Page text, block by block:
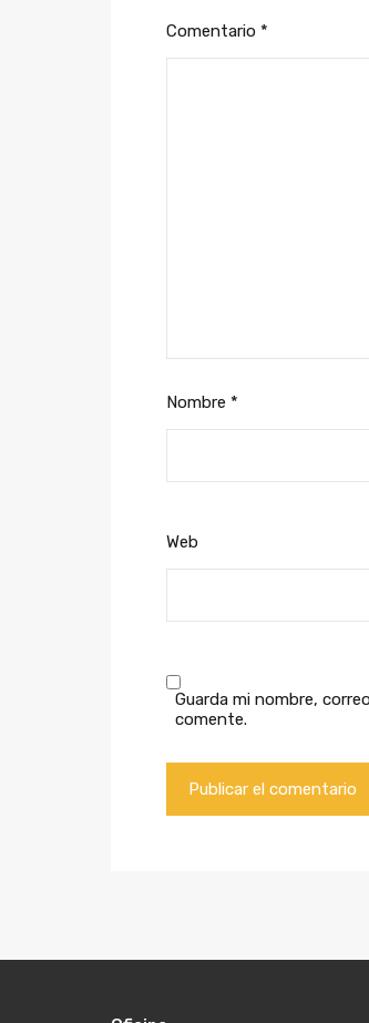
Comentario *
Nombre *
Web
Guarda mi nombre,
comente.